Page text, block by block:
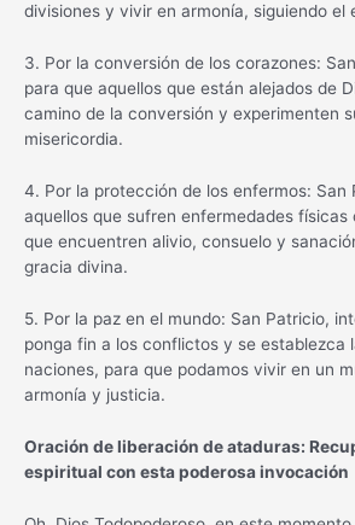
divisiones y vivir en armonía, siguiendo el
3. Por la conversión de los corazones:
para que aquellos que están alejados de
camino de la conversión y experimenten
misericordia.
4. Por la protección de los enfermos: San
aquellos que sufren enfermedades físicas
que encuentren alivio, consuelo y
gracia divina.
5. Por la paz en el mundo: San Patricio,
ponga fin a los conflictos y se establezca
naciones, para que podamos vivir en un
armonía y justicia.
Oración de liberación de ataduras:
espiritual con esta poderosa invocación